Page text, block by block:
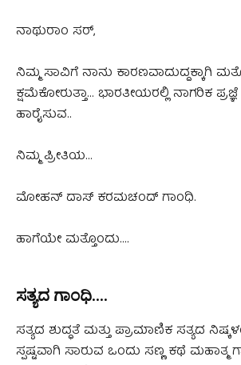
ನಾಥುರಾಂ ಸರ್,
ನಿಮ್ಮ ಸಾವಿಗೆ ನಾನು ಕಾರಣವಾದುದ್ದಕ್ಕಾಗಿ
ಕ್ಷಮೆಕೋರುತ್ತಾ… ಭಾರತೀಯರಲ್ಲಿ ನಾಗರಿಕ
ಹಾರೈಸುವ..
ನಿಮ್ಮ ಪ್ರೀತಿಯ…
ಮೋಹನ್ ದಾಸ್ ಕರಮಚಂದ್ ಗಾಂಧಿ.
ಹಾಗೆಯೇ ಮತ್ತೊಂದು….
ಸತ್ಯದ ಗಾಂಧಿ….
ಸತ್ಯದ ಶುದ್ಧತೆ ಮತ್ತು ಪ್ರಾಮಾಣಿಕ ಸತ್ಯದ
ಸ್ಪಷ್ಟವಾಗಿ ಸಾರುವ ಒಂದು ಸಣ್ಣ ಕಥೆ